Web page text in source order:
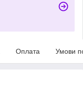
Оплата Умови